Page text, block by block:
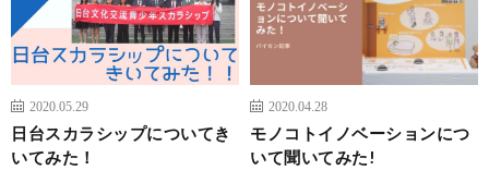
2020.05.29
日台スカラシップについてき
いてみた！
2020.04.28
モノコトイノベーションにつ
いて聞いてみた!